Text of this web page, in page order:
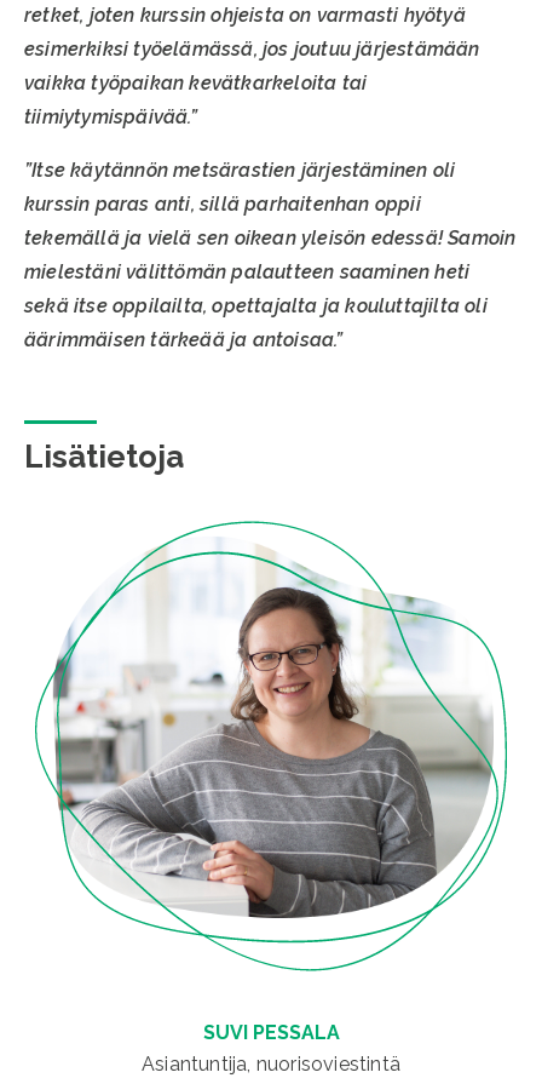
retket, joten kurssin ohjeista on varmasti hyötyä
esimerkiksi työelämässä, jos joutuu järjestämään
vaikka työpaikan kevätkarkeloita tai
tiimiytymispäivää.”
”Itse käytännön metsärastien järjestäminen oli
kurssin paras anti, sillä parhaitenhan oppii
tekemällä ja vielä sen oikean yleisön edessä! Samoin
mielestäni välittömän palautteen saaminen heti
sekä itse oppilailta, opettajalta ja kouluttajilta oli
äärimmäisen tärkeää ja antoisaa.”
Lisätietoja
SUVI PESSALA
Asiantuntija, nuorisoviestintä